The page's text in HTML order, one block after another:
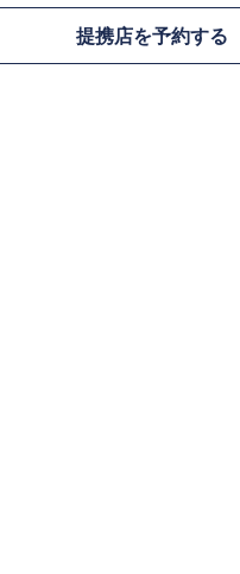
提携店を予約する